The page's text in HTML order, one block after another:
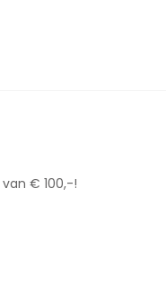
€ 100,-!